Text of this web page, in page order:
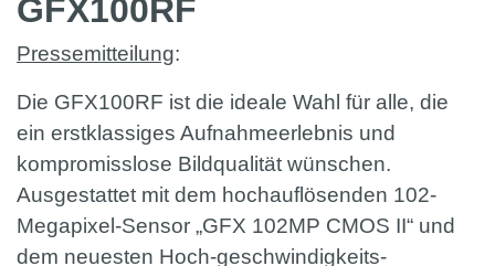
GFX100RF
Pressemitteilung:
Die GFX100RF ist die ideale Wahl für alle, die
ein erstklassiges Aufnahmeerlebnis und
kompromisslose Bildqualität wünschen.
Ausgestattet mit dem hochauflösenden 102-
Megapixel-Sensor „GFX 102MP CMOS II“ und
dem neuesten Hoch-geschwindigkeits-